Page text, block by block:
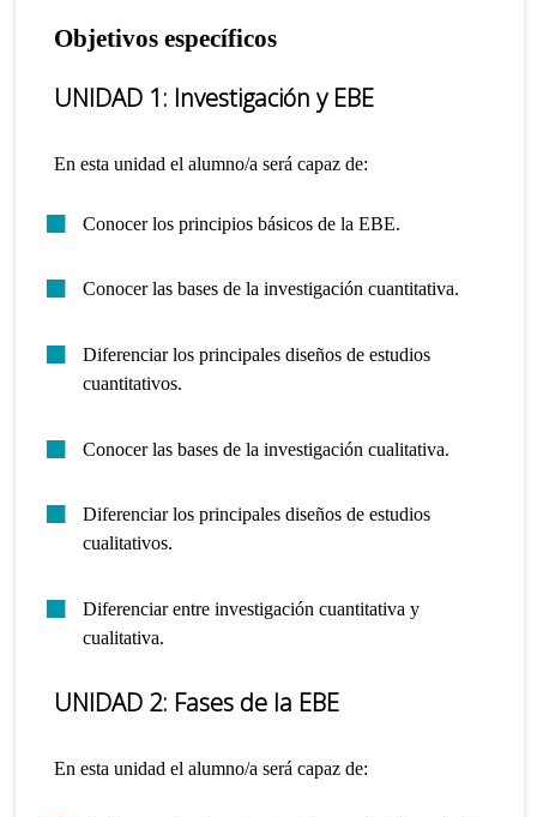
Objetivos específicos
UNIDAD 1: Investigación y EBE
En esta unidad el alumno/a será capaz de:
Conocer los principios básicos de la EBE.
Conocer las bases de la investigación cuantitativa.
Diferenciar los principales diseños de estudios
cuantitativos.
Conocer las bases de la investigación cualitativa.
Diferenciar los principales diseños de estudios
cualitativos.
Diferenciar entre investigación cuantitativa y
cualitativa.
UNIDAD 2: Fases de la EBE
En esta unidad el alumno/a será capaz de: